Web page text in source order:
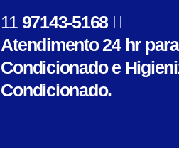
11 97143-5168
Atendimento 24 hr
Condicionado e
Condicionado.